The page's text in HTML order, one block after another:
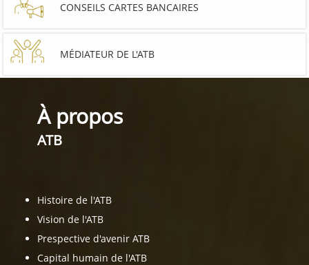
CONSEILS CARTES BANCAIRES
MÉDIATEUR DE L'ATB
À propos
ATB
Histoire de l'ATB
Vision de l'ATB
Prespective d'avenir ATB
Capital humain de l'ATB